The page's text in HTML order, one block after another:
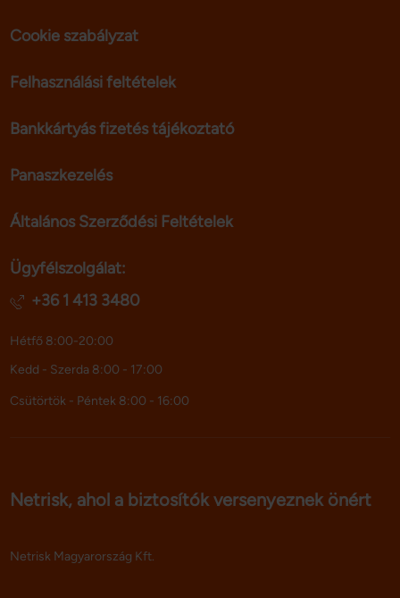
Cookie szabályzat
Felhasználási feltételek
Bankkártyás fizetés tájékoztató
Panaszkezelés
Általános Szerződési Feltételek
Ügyfélszolgálat:
+36 1 413 3480
Hétfő 8:00-20:00
Kedd - Szerda 8:00 - 17:00
Csütörtök - Péntek 8:00 - 16:00
Netrisk, ahol a biztosítók versenyeznek önért
Netrisk Magyarország Kft.